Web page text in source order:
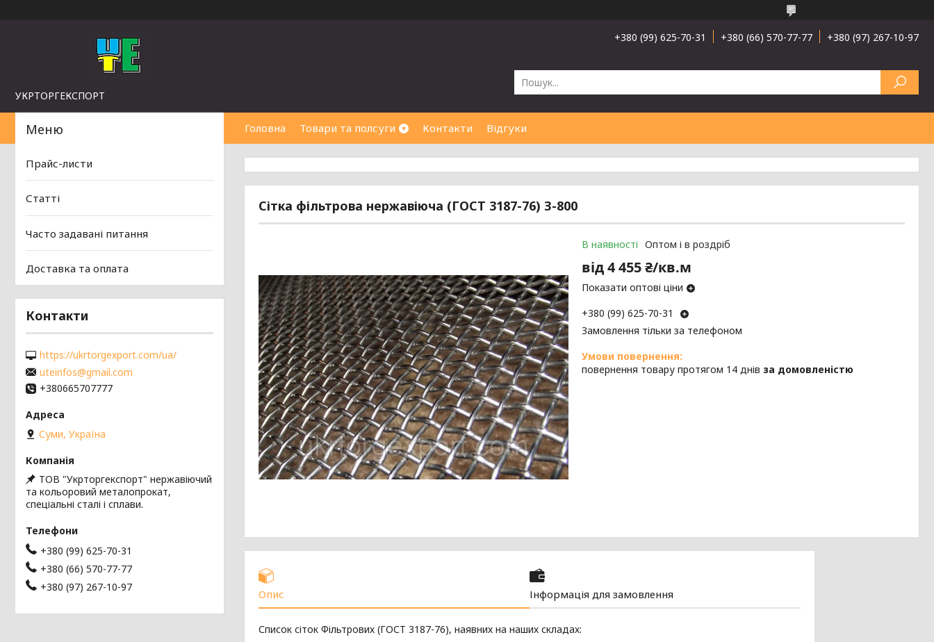
УКРТОРГЕКСПОРТ
+380 (99) 625-70-31 +380 (66) 570-77-77 +380 (97) 267-10-97
Головна Товари та полсуги Контакти Відгуки
Сітка фільтрова нержавіюча (ГОСТ 3187-76) З-800
В наявності Оптом і в роздріб
від4 455 ₴/кв.м
Показати оптові ціни
+380 (99) 625-70-31
Замовлення тільки за телефоном
повернення товару протягом 14 днів за домовленістю
Опис Інформація для замовлення
Список сіток Фільтрових (ГОСТ 3187-76), наявних на наших складах:
Прайс-листи
Статті
Часто задавані питання
Доставка та оплата
Контакти
https://ukrtorgexport.com/ua/
uteinfos@gmail.com
+380665707777
Суми, Україна
ТОВ "Укрторгекспорт" нержавіючий
та кольоровий металопрокат,
спеціальні сталі і сплави.
+380 (99) 625-70-31
+380 (66) 570-77-77
+380 (97) 267-10-97